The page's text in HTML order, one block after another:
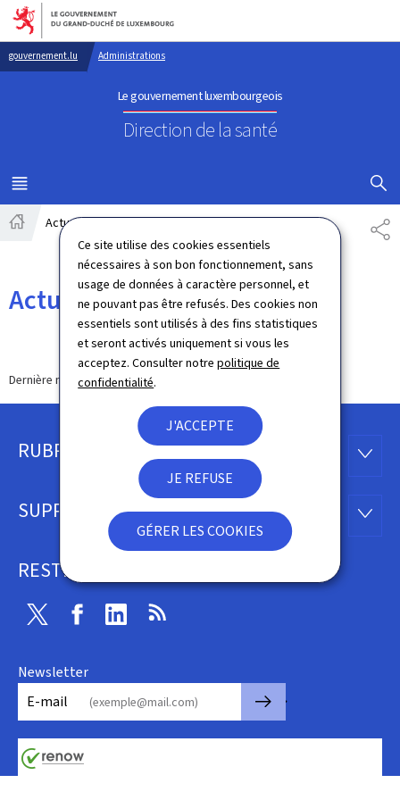
Ce site utilise des cookies essentiels
nécessaires à son bon fonctionnement, sans
usage de données à caractère personnel, et
ne pouvant pas être refusés. Des cookies non
essentiels sont utilisés à des fins statistiques
et seront activés uniquement si vous les
acceptez. Consulter notrepolitique de
confidentialité.
J'ACCEPTE
JE REFUSE
GÉRER LES COOKIES
Aller au menu principal
Aller au contenu
gouvernement.lu Administrations
Le gouvernement luxembourgeois
Direction de la santé
MENU
PRINCIPAL
Actualités
Actualités
Dernière modification le12.09.2024
Pied
page
RUBRIQUES
SUPPORT
RESTEZ CONNECTÉ
Twitter FacebookLinkedIn
Newsletter
E-mail
🡒